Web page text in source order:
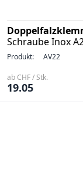
Schraube Inox
Produkt: AV22
ab CHF / Stk.
19.05